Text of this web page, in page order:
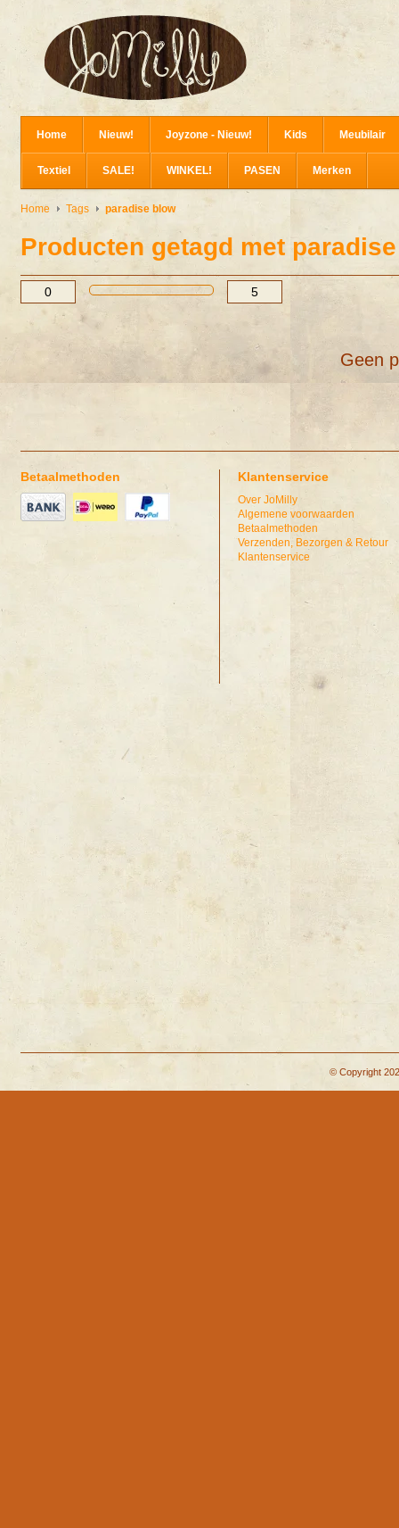
Home Nieuw! Joyzone - Nieuw! Kids Meubilair
Textiel SALE! WINKEL! PASEN Merken
Home Tags paradise blow
Producten getagd met
Geen
Betaalmethoden Klantenservice
Over JoMilly
Algemene voorwaarden
Betaalmethoden
Verzenden, Bezorgen & Retour
Klantenservice
© Copyright